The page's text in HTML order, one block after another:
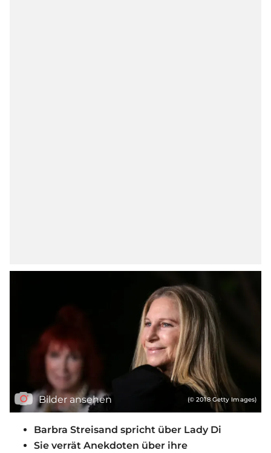
Bilder ansehen (© 2018 Getty Images)
Barbra Streisand spricht über Lady Di
Sie verrät Anekdoten über ihre